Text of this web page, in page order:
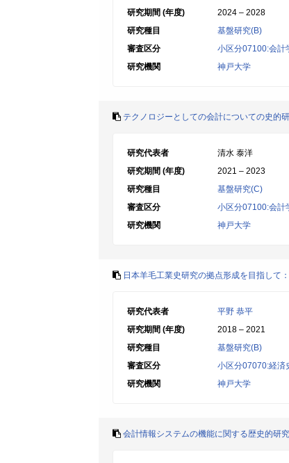
研究期間 (年度)
2024 – 2028
研究種目
基盤研究(B)
審査区分
小区分07100:会計
研究機関
神戸大学
テクノロジーとしての会計についての史的
研究代表者
清水 泰洋
研究期間 (年度)
2021 – 2023
研究種目
基盤研究(C)
審査区分
小区分07100:会計
研究機関
神戸大学
日本羊毛工業史研究の拠点形成を目指して
研究代表者
平野 恭平
研究期間 (年度)
2018 – 2021
研究種目
基盤研究(B)
審査区分
小区分07070:経済
研究機関
神戸大学
会計情報システムの機能に関する歴史的研究